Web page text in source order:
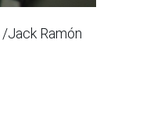
Jack Ramón